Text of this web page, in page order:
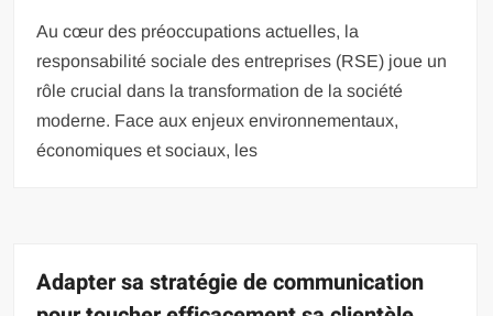
Au cœur des préoccupations actuelles, la
responsabilité sociale des entreprises (RSE) joue un
rôle crucial dans la transformation de la société
moderne. Face aux enjeux environnementaux,
économiques et sociaux, les
Adapter sa stratégie de communication